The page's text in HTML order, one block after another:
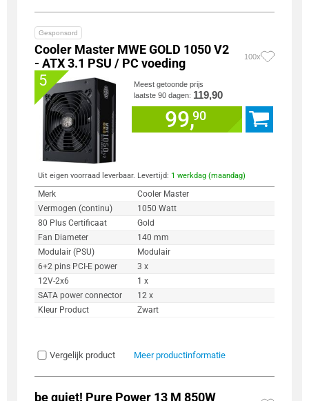
Gesponsord
Cooler Master MWE GOLD 1050 V2
- ATX 3.1 PSU / PC voeding
100x
5
Meest getoonde prijs
laatste 90 dagen: 119,90
99,90
Uit eigen voorraad leverbaar. Levertijd: 1 werkdag (maandag)
Merk
Cooler Master
Vermogen (continu)
1050 Watt
80 Plus Certificaat
Gold
Fan Diameter
140 mm
Modulair (PSU)
Modulair
6+2 pins PCI-E power
3 x
12V-2x6
1 x
SATA power connector
12 x
Kleur Product
Zwart
Vergelijk product Meer productinformatie
be quiet! Pure Power 13 M 850W